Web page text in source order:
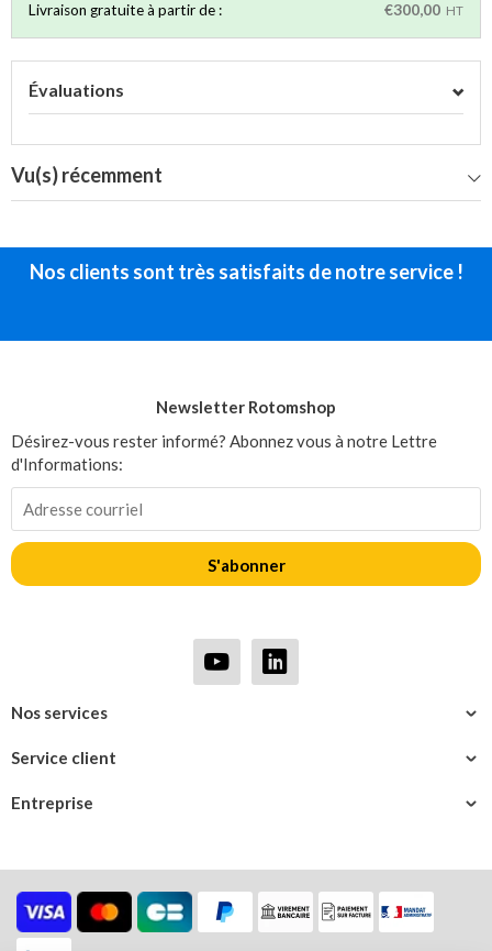
Livraison gratuite à partir de : €300,00 HT
Évaluations
Vu(s) récemment
Nos clients sont très satisfaits de notre service !
Entreprise
Service client
Nos services
Newsletter Rotomshop
Désirez-vous rester informé? Abonnez vous à notre Lettre
d'Informations:
S'abonner